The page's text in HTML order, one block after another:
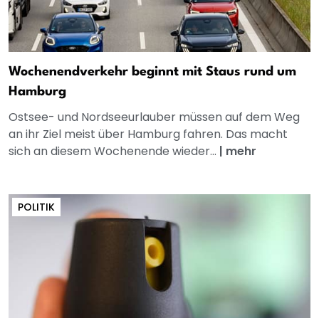
Wochenendverkehr beginnt mit Staus rund um
Hamburg
Ostsee- und Nordseeurlauber müssen auf dem Weg
an ihr Ziel meist über Hamburg fahren. Das macht
sich an diesem Wochenende wieder... | mehr
POLITIK